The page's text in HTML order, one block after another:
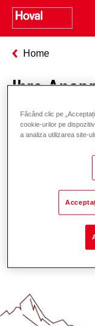
Home
Ihre
Region
Um alle Daten
melden Sie
Făcând clic pe
cookie-urilor pe
a analiza utilizarea site-